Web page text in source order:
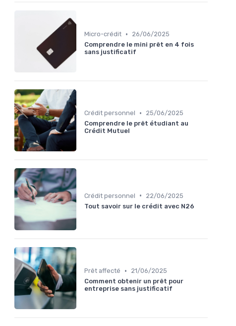
Micro-crédit •
26/06/2025
Comprendre le mini prêt en 4 fois
sans justificatif
Crédit personnel •
25/06/2025
Comprendre le prêt étudiant au
Crédit Mutuel
Crédit personnel •
22/06/2025
Tout savoir sur le crédit avec N26
Prêt affecté •
21/06/2025
Comment obtenir un prêt pour
entreprise sans justificatif